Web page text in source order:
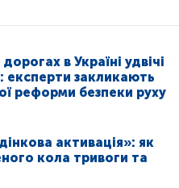
в Україні удвічі
експерти закликають
реформи безпеки руху
активація»: як
кола тривоги та